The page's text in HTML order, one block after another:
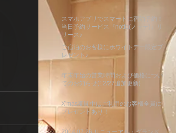
スマホアプリでスマートに宿泊予約！
当日予約サービス『notte(ノッテ)』リ
リース♪
ご宿泊のお客様にホワイトデー限定プ
レゼント♪
年末年始の営業時間および価格につい
てのお知らせ(12/27追加更新)
X'mas期間中はご利用のお客様全員に
プレゼントあり！